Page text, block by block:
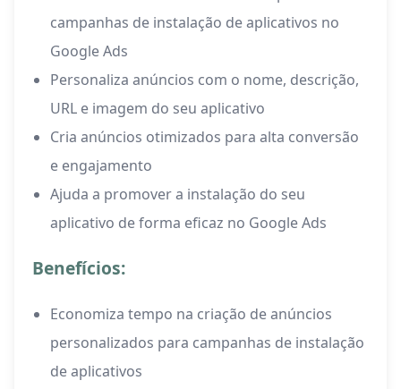
campanhas de instalação de aplicativos no
Google Ads
Personaliza anúncios com o nome, descrição,
URL e imagem do seu aplicativo
Cria anúncios otimizados para alta conversão
e engajamento
Ajuda a promover a instalação do seu
aplicativo de forma eficaz no Google Ads
Benefícios:
Economiza tempo na criação de anúncios
personalizados para campanhas de instalação
de aplicativos